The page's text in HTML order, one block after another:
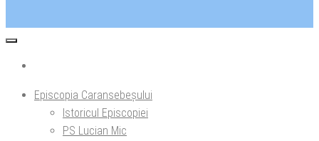
Episcopia Caransebeșului
Istoricul Episcopiei
PS Lucian Mic